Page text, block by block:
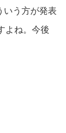
いう方が発表
よね。今後